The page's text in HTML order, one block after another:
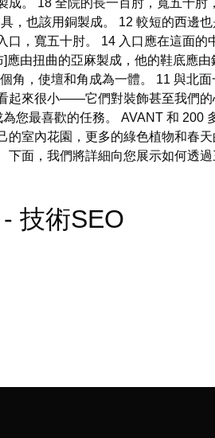
成。 18 全院的長一百肘，寬五十肘
，也該用銅製成。 12 較短的西邊也
口，寬五十肘。 14 入口應在這面的
由扭曲的亞麻製成，他的鞋底應由
角，使壇和角成為一體。 11 與北
起來很小——它們對裝飾甚至我們的
您最喜歡的任務。 AVANT 和 200
的室內花園，更多的綠色植物和春天
下面，我們將詳細向您展示如何透
技術SEO